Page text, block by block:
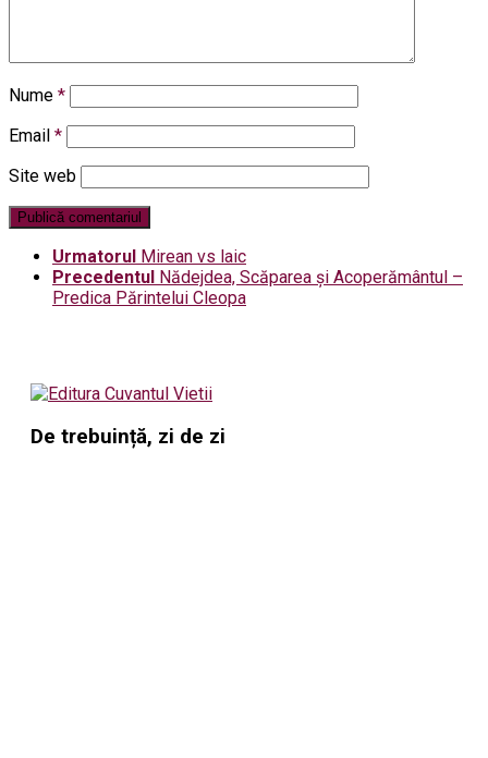
Nume *
Email *
Site web
Urmatorul Mirean vs laic
Precedentul Nădejdea, Scăparea și Acoperământul –
Predica Părintelui Cleopa
De trebuință, zi de zi